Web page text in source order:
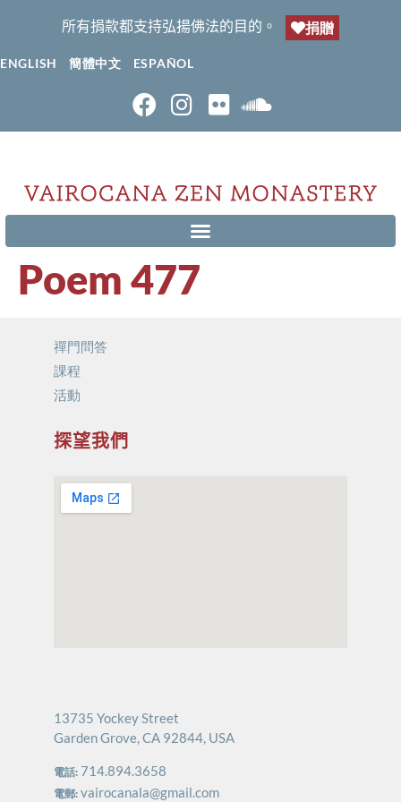
所有捐款都支持弘揚佛法的目的。 捐贈
ENGLISH 簡體中文 ESPAÑOL
Poem 477
禪門問答
課程
活動
探望我們
13735 Yockey Street
Garden Grove, CA 92844, USA
電話: 714.894.3658
電郵: vairocanala@gmail.com